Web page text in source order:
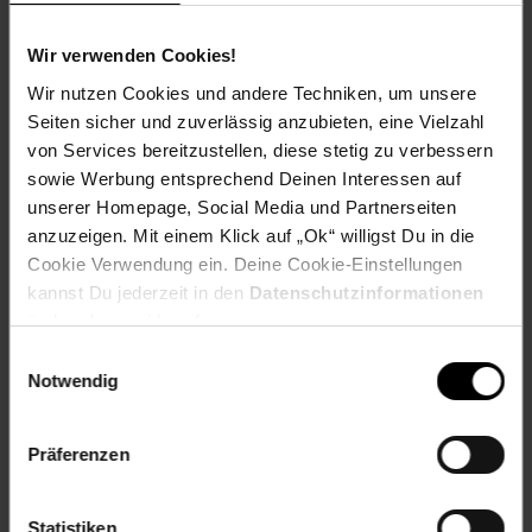
Wir verwenden Cookies!
Wir nutzen Cookies und andere Techniken, um unsere
Seiten sicher und zuverlässig anzubieten, eine Vielzahl
von Services bereitzustellen, diese stetig zu verbessern
sowie Werbung entsprechend Deinen Interessen auf
unserer Homepage, Social Media und Partnerseiten
anzuzeigen. Mit einem Klick auf „Ok“ willigst Du in die
Cookie Verwendung ein. Deine Cookie-Einstellungen
kannst Du jederzeit in den Datenschutzinformationen
ändern bzw. widerrufen.
Notwendig
Präferenzen
Statistiken
Strapazierfähig - Lässt sich kaum eindrücken
mit Korkkleber Leicht an Wänden zu befestigen
Verwendung als Pinnwand, Unterlage für Modellbau-
Landschaften, Korkwand, Werkstoff für Bastel-
Arbeiten, Isolier-Matte / Dämmmatte, Untergrund um
Weltkarten aufzuhängen
Produktdetails:
Breite 60 cm
Länge 100 cm
Stärke 6 mm
Profitieren Sie von den einzigartigen Eigenschaften dieses
Artikelnummer: 2197884000